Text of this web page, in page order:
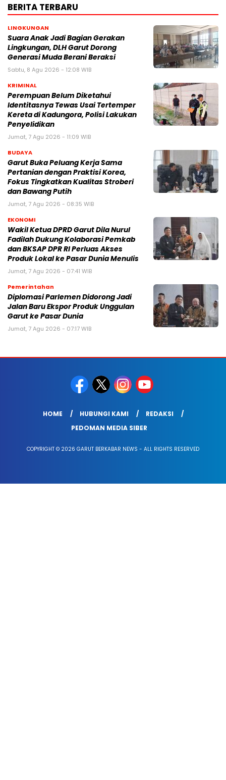
BERITA TERBARU
LINGKUNGAN
Suara Anak Jadi Bagian Gerakan
Lingkungan, DLH Garut Dorong
Generasi Muda Berani Beraksi
Sabtu, 8 Agu 2026 - 12:08 WIB
KRIMINAL
Perempuan Belum Diketahui
Identitasnya Tewas Usai Tertemper
Kereta di Kadungora, Polisi Lakukan
Penyelidikan
Jumat, 7 Agu 2026 - 11:09 WIB
BUDAYA
Garut Buka Peluang Kerja Sama
Pertanian dengan Praktisi Korea,
Fokus Tingkatkan Kualitas Stroberi
dan Bawang Putih
Jumat, 7 Agu 2026 - 08:35 WIB
EKONOMI
Wakil Ketua DPRD Garut Dila Nurul
Fadilah Dukung Kolaborasi Pemkab
dan BKSAP DPR RI Perluas Akses
Produk Lokal ke Pasar Dunia Menulis
Jumat, 7 Agu 2026 - 07:41 WIB
Pemerintahan
Diplomasi Parlemen Didorong Jadi
Jalan Baru Ekspor Produk Unggulan
Garut ke Pasar Dunia
Jumat, 7 Agu 2026 - 07:17 WIB
HOME HUBUNGI KAMI
REDAKSI
PEDOMAN MEDIA SIBER
COPYRIGHT © 2026 GARUT BERKABAR NEWS - ALL RIGHTS RESERVED